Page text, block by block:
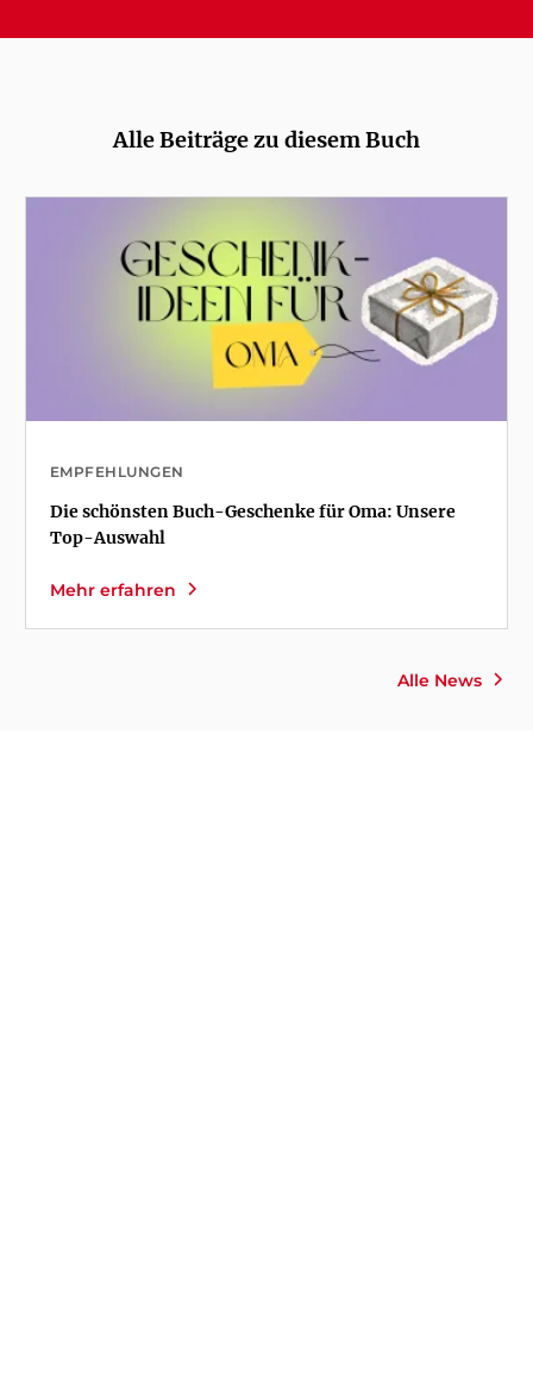
Alle Beiträge zu diesem Buch
Alle News
EMPFEHLUNGEN
Die schönsten Buch-Geschenke für Oma: Unsere
Top-Auswahl
Mehr erfahren